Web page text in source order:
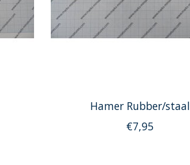
Hamer Rubber/staal
€7,95